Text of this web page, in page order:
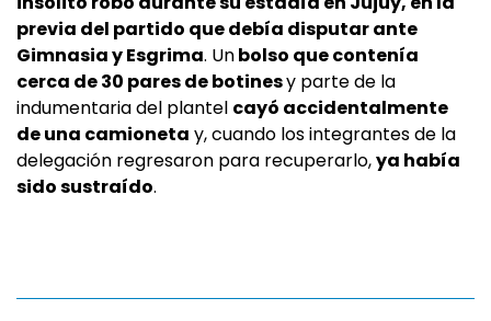
previa del partido que debía disputar ante
Gimnasia y Esgrima. Unbolso que contenía
cerca de 30 pares de botinesy parte de la
indumentaria del plantel cayó accidentalmente
de una camioneta y, cuando los integrantes de la
delegación regresaron para recuperarlo,ya había
sido sustraído.